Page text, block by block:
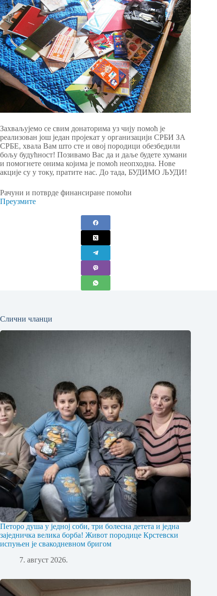
Захваљујемо се свим донаторима уз чију помоћ је
реализован још један пројекат у организацији СРБИ ЗА
СРБЕ, хвала Вам што сте и овој породици обезбедили
бољу будућност! Позивамо Вас да и даље будете хумани
и помогнете онима којима је помоћ неопходна. Нове
акције су у току, пратите нас. До тада, БУДИМО ЉУДИ!
Рачуни и потврде финансиране помоћи
Преузмите
Слични чланци
Петоро душа у једној соби, три болесна детета и једна
заједничка велика борба! Живот породице Крстевски
испуњен је свакодневном бригом
7. август 2026.